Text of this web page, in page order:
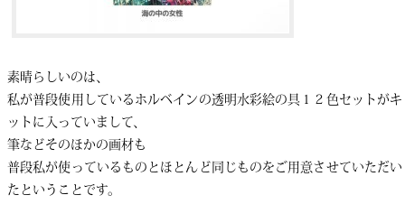
素晴らしいのは、
私が普段使用しているホルベインの透明水彩絵の具１２色セットがキ
ットに入っていまして、
筆などそのほかの画材も
普段私が使っているものとほとんど同じものをご用意させていただい
たということです。